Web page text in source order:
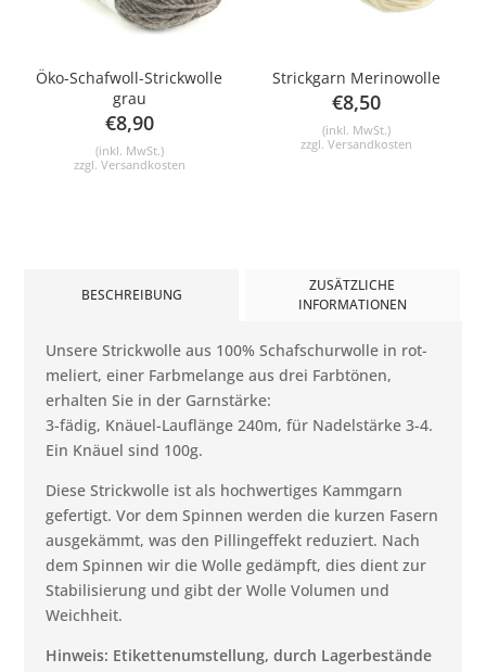
BESCHREIBUNG
ZUSÄTZLICHE
INFORMATIONEN
Unsere Strickwolle aus 100% Schafschurwolle in rot-
meliert, einer Farbmelange aus drei Farbtönen,
erhalten Sie in der Garnstärke:
3-fädig, Knäuel-Lauflänge 240m, für Nadelstärke 3-4.
Ein Knäuel sind 100g.
Diese Strickwolle ist als hochwertiges Kammgarn
gefertigt. Vor dem Spinnen werden die kurzen Fasern
ausgekämmt, was den Pillingeffekt reduziert. Nach
dem Spinnen wir die Wolle gedämpft, dies dient zur
Stabilisierung und gibt der Wolle Volumen und
Weichheit.
Hinweis: Etikettenumstellung, durch Lagerbestände
Öko-Schafwoll-Strickwolle
grau
€8,90
(inkl. MwSt.)
zzgl. Versandkosten
Strickgarn Merinowolle
€8,50
(inkl. MwSt.)
zzgl.Versandkosten